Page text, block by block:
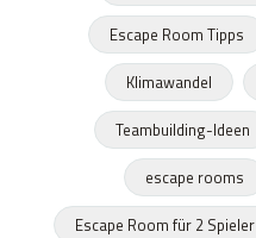
Escape Room Tipps
Klimawandel
Teambuilding-Ideen
escape rooms
Escape Room für 2 Spieler